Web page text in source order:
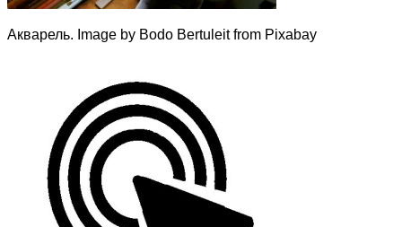
Акварель. Image by Bodo Bertuleit from Pixabay